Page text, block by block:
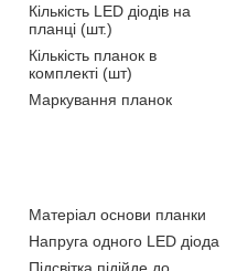
Кількість LED діодів на
планці (шт.)
Кількість планок в
комплекті (шт)
Маркування планок
Матеріал основи планки
Напруга одного LED діода
Підсвітка підійде до